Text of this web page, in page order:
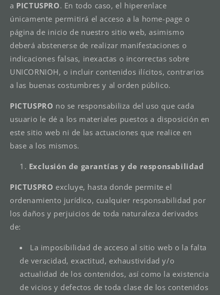
a PICTUSPRO. En todo caso, el hiperenlace
únicamente permitirá el acceso a la home-page o
página de inicio de nuestro sitio web, asimismo
deberá abstenerse de realizar manifestaciones o
indicaciones falsas, inexactas o incorrectas sobre
UNICORNIOH, o incluir contenidos ilícitos, contrarios
a las buenas costumbres y al orden público.
PICTUSPRO no se responsabiliza del uso que cada
usuario le dé a los materiales puestos a disposición en
este sitio web ni de las actuaciones que realice en
base a los mismos.
Exclusión de garantías y de responsabilidad
PICTUSPRO excluye, hasta donde permite el
ordenamiento jurídico, cualquier responsabilidad por
los daños y perjuicios de toda naturaleza derivados
de:
La imposibilidad de acceso al sitio web o la falta
de veracidad, exactitud, exhaustividad y/o
actualidad de los contenidos, así como la existencia
de vicios y defectos de toda clase de los contenidos